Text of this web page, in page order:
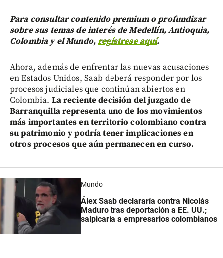
Para consultar contenido premium o profundizar
sobre sus temas de interés de Medellín, Antioquia,
Colombia y el Mundo,regístrese aquí.
Ahora, además de enfrentar las nuevas acusaciones
en Estados Unidos, Saab deberá responder por los
procesos judiciales que continúan abiertos en
Colombia. La reciente decisión del juzgado de
Barranquilla representa uno de los movimientos
más importantes en territorio colombiano contra
su patrimonio y podría tener implicaciones en
otros procesos que aún permanecen en curso.
Mundo
Álex Saab declararía contra Nicolás
Maduro tras deportación a EE. UU.;
salpicaría a empresarios colombianos